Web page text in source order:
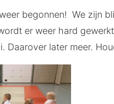
begonnen! We zijn
er weer hard
Daarover later meer.